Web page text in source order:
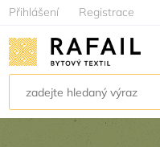
Přihlášení Registrace